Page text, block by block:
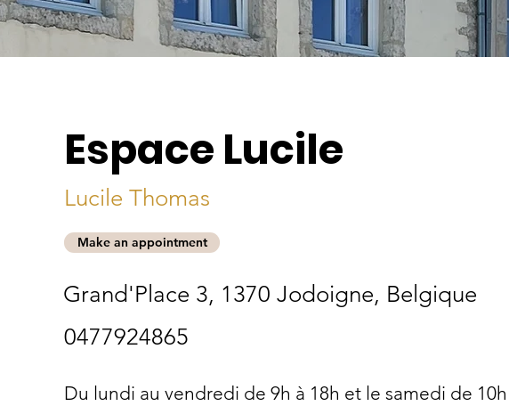
Espace Lucile
Lucile Thomas
Make an appointment
Grand'Place 3, 1370 Jodoigne, Belgique
0477924865
Du lundi au vendredi de 9h à 18h et le samedi de 10h